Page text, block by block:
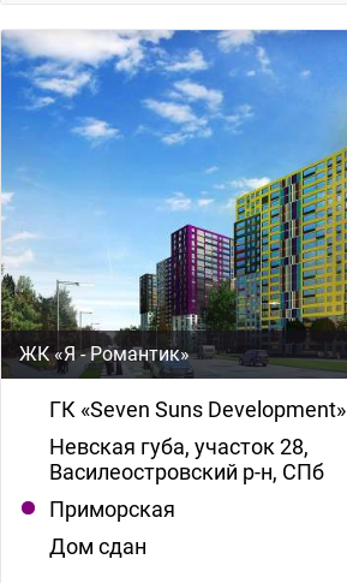
ЖК «Я - Романтик»
ГК «Seven Suns Development»
Невская губа, участок 28,
Василеостровский р-н, СПб
Приморская
Дом сдан